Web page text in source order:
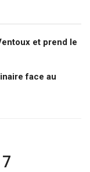
et prend le
face au